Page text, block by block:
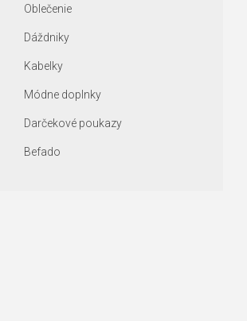
Oblečenie
Dáždniky
Kabelky
Módne doplnky
Darčekové poukazy
Befado